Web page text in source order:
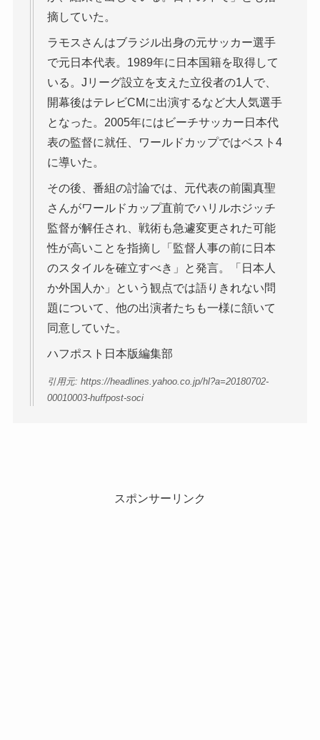
摘していた。
ラモスさんはブラジル出身の元サッカー選手
で元日本代表。1989年に日本国籍を取得して
いる。Jリーグ設立を支えた立役者の1人で、
開幕後はテレビCMに出演するなど大人気選手
となった。2005年にはビーチサッカー日本代
表の監督に就任、ワールドカップではベスト4
に導いた。
その後、番組の討論では、元代表の前園真聖
さんがワールドカップ直前でハリルホジッチ
監督が解任され、戦術も急遽変更された可能
性が高いことを指摘し「監督人事の前に日本
のスタイルを確立すべき」と発言。「日本人
か外国人か」という観点では語りきれない問
題について、他の出演者たちも一様に頷いて
同意していた。
ハフポスト日本版編集部
引用元: https://headlines.yahoo.co.jp/hl?a=20180702-
00010003-huffpost-soci
スポンサーリンク